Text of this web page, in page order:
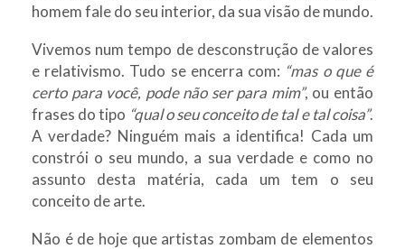
homem fale do seu interior, da sua visão de mundo.
Vivemos num tempo de desconstrução de valores
e relativismo. Tudo se encerra com: “mas o que é
certo para você, pode não ser para mim”, ou então
frases do tipo “qual o seu conceito de tal e tal coisa”.
A verdade? Ninguém mais a identifica! Cada um
constrói o seu mundo, a sua verdade e como no
assunto desta matéria, cada um tem o seu
conceito de arte.
Não é de hoje que artistas zombam de elementos